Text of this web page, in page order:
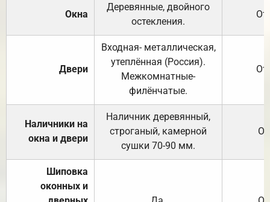
Окна
Деревянные, двойного
остекления.
Двери
Входная- металлическая,
утеплённая (Россия).
Межкомнатные-
филёнчатые.
Наличники на
окна и двери
Наличник деревянный,
строганый, камерной
сушки 70-90 мм.
Шиповка
оконных и